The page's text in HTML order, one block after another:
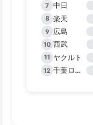
7 中日
8 楽天
9
広島
10 西武
11 ヤクルト
12
千葉ロッテ